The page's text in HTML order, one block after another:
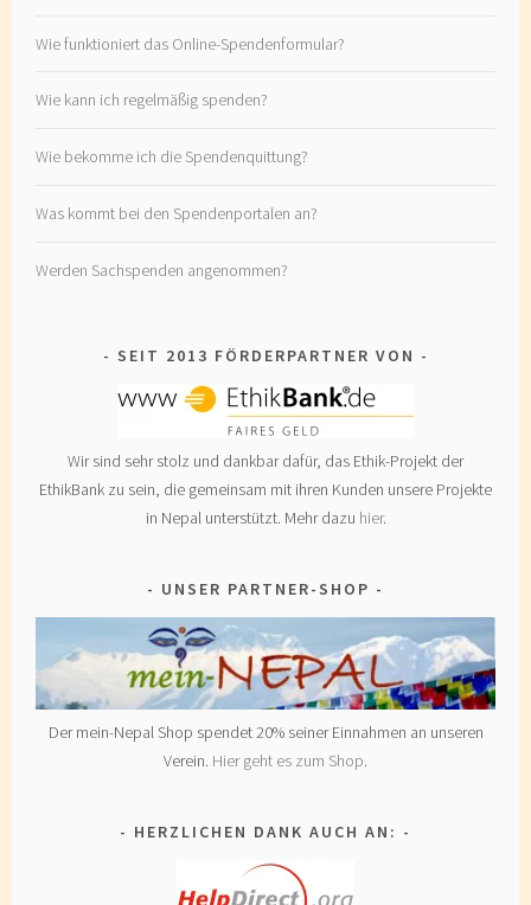
Wie funktioniert das Online-Spendenformular?
Wie kann ich regelmäßig spenden?
Wie bekomme ich die Spendenquittung?
Was kommt bei den Spendenportalen an?
Werden Sachspenden angenommen?
SEIT 2013 FÖRDERPARTNER VON
Wir sind sehr stolz und dankbar dafür, das Ethik-Projekt der
EthikBank zu sein, die gemeinsam mit ihren Kunden unsere Projekte
in Nepal unterstützt. Mehr dazu hier.
UNSER PARTNER-SHOP
Der mein-Nepal Shop spendet 20% seiner Einnahmen an unseren
Verein. Hier geht es zum Shop.
HERZLICHEN DANK AUCH AN: